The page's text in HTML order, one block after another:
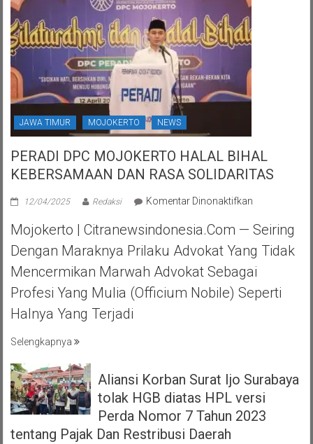
JAWA TIMUR MOJOKERTO NEWS
PERADI DPC MOJOKERTO HALAL BIHAL
KEBERSAMAAN DAN RASA SOLIDARITAS
12/04/2025 Redaksi Komentar Dinonaktifkan
DPC
MOJOKERTO
HALAL
BIHAL
DAN
Mojokerto | Citranewsindonesia.com — Seiring
Dengan Maraknya Prilaku Advokat Yang Tidak
Mencermikan Marwah Advokat Sebagai
Profesi Yang Mulia (officium Nobile) Seperti
Halnya Yang Terjadi
Selengkapnya
Aliansi Korban Surat Ijo Surabaya
tolak HGB diatas HPL versi
Perda Nomor 7 Tahun 2023
tentang Pajak Dan Restribusi Daerah